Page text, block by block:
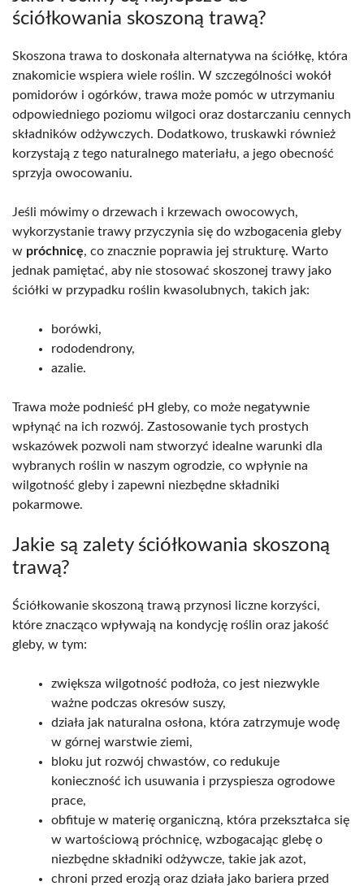
ściółkowania skoszoną trawą?
Skoszona trawa to doskonała alternatywa na ściółkę, która
znakomicie wspiera wiele roślin. W szczególności wokół
pomidorów i ogórków, trawa może pomóc w utrzymaniu
odpowiedniego poziomu wilgoci oraz dostarczaniu cennych
składników odżywczych. Dodatkowo, truskawki również
korzystają z tego naturalnego materiału, a jego obecność
sprzyja owocowaniu.
Jeśli mówimy o drzewach i krzewach owocowych,
wykorzystanie trawy przyczynia się do wzbogacenia gleby
w próchnicę, co znacznie poprawia jej strukturę. Warto
jednak pamiętać, aby nie stosować skoszonej trawy jako
ściółki w przypadku roślin kwasolubnych, takich jak:
borówki,
rododendrony,
azalie.
Trawa może podnieść pH gleby, co może negatywnie
wpłynąć na ich rozwój. Zastosowanie tych prostych
wskazówek pozwoli nam stworzyć idealne warunki dla
wybranych roślin w naszym ogrodzie, co wpłynie na
wilgotność gleby i zapewni niezbędne składniki
pokarmowe.
Jakie są zalety ściółkowania skoszoną
trawą?
Ściółkowanie skoszoną trawą przynosi liczne korzyści,
które znacząco wpływają na kondycję roślin oraz jakość
gleby, w tym:
zwiększa wilgotność podłoża, co jest niezwykle
ważne podczas okresów suszy,
działa jak naturalna osłona, która zatrzymuje wodę
w górnej warstwie ziemi,
bloku jut rozwój chwastów, co redukuje
konieczność ich usuwania i przyspiesza ogrodowe
prace,
obfituje w materię organiczną, która przekształca się
w wartościową próchnicę, wzbogacając glebę o
niezbędne składniki odżywcze, takie jak azot,
chroni przed erozją oraz działa jako bariera przed